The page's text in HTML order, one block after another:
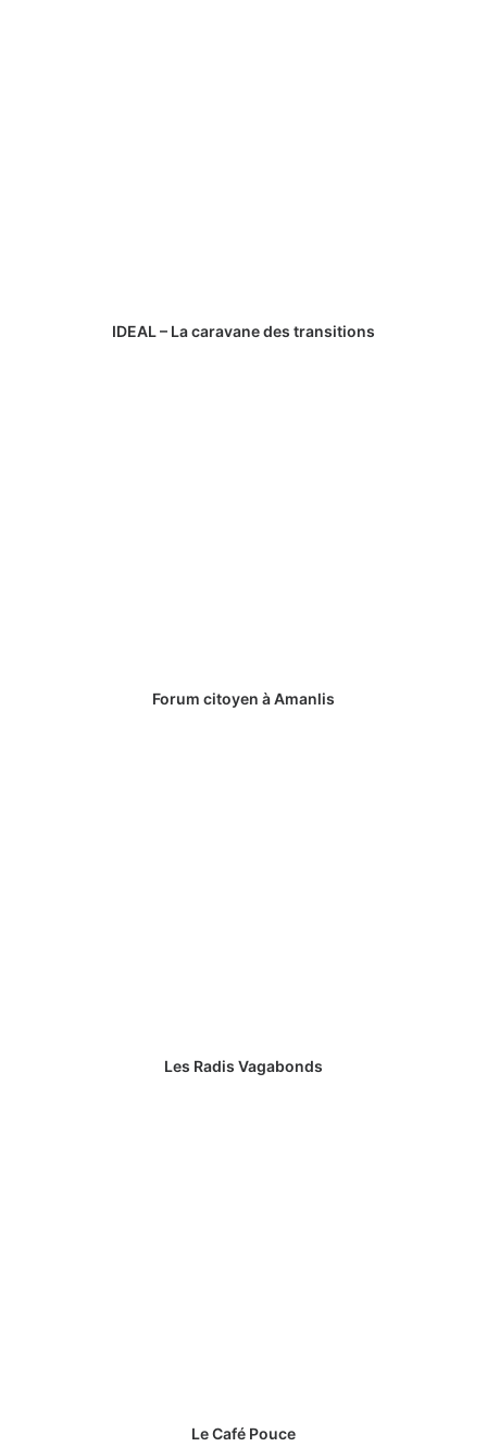
IDEAL – La caravane des transitions
Forum citoyen à Amanlis
Les Radis Vagabonds
Le Café Pouce